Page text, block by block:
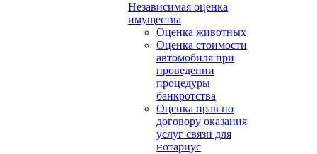
Независимая оценка
имущества
Оценка животных
Оценка стоимости
автомобиля при
проведении
процедуры
банкротства
Оценка прав по
договору оказания
услуг связи для
нотариус